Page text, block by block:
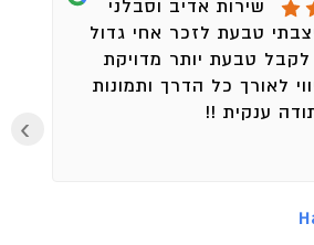
שירות אדיב וסבלני
טבעת לזכר אחי גדול
לקבל טבעת יותר מדויקת
לאורך כל הדרך ותמונות
ענקית !!
›